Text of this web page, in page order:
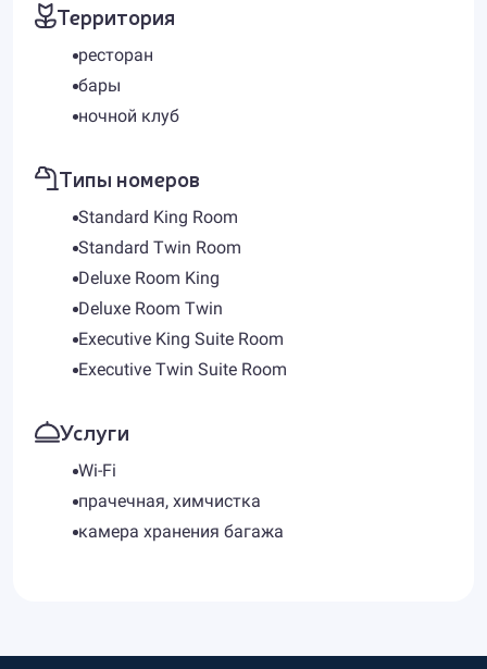
Территория
ресторан
бары
ночной клуб
Типы номеров
Standard King Room
Standard Twin Room
Deluxe Room King
Deluxe Room Twin
Executive King Suite Room
Executive Twin Suite Room
Услуги
Wi-Fi
прачечная, химчистка
камера хранения багажа